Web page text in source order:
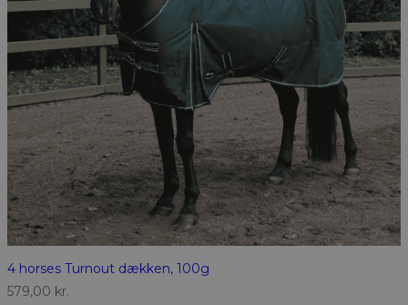
4 horses Turnout dækken, 100g
579,00 kr.